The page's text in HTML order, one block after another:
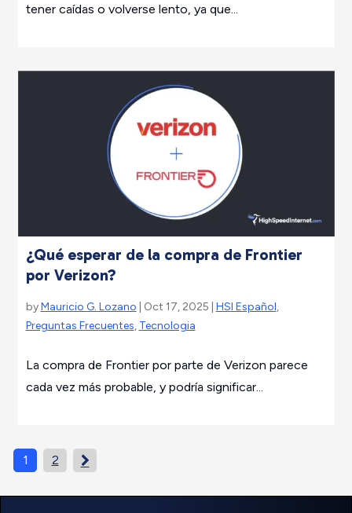
tener caídas o volverse lento, ya que...
¿Qué esperar de la compra de Frontier
por Verizon?
byMauricio G. Lozano | Oct 17, 2025 | HSI Español,
Preguntas Frecuentes, Tecnologia
La compra de Frontier por parte de Verizon parece
cada vez más probable, y podría significar...
1 2 